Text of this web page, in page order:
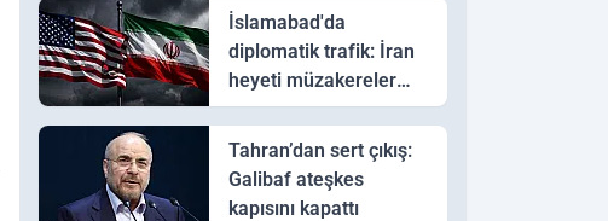
İslamabad'da
diplomatik trafik: İran
heyeti müzakereler
için Pakistan'a ulaştı
Tahran’dan sert çıkış:
Galibaf ateşkes
kapısını kapattı